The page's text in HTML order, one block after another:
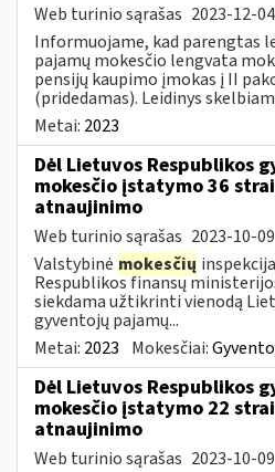
Web turinio sąrašas 2023-12-04
Informuojame, kad parengtas
pajamų mokesčio lengvata
pensijų kaupimo įmokas į II
(pridedamas). Leidinys
Metai: 2023
Dėl Lietuvos Respublikos
mokesčio įstatymo 36
atnaujinimo
Web turinio sąrašas 2023-10-09
Valstybinė mokesčių
Respublikos finansų
siekdama užtikrinti vienodą
gyventojų pajamų...
Metai: 2023 Mokesčiai:
Dėl Lietuvos Respublikos
mokesčio įstatymo 22
atnaujinimo
Web turinio sąrašas 2023-10-09